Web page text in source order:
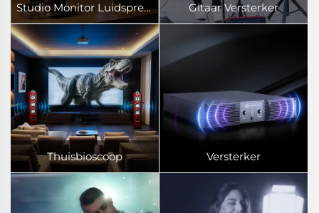
Studio Monitor Luidspreker Gitaar Versterker
Thuisbioscoop Versterker